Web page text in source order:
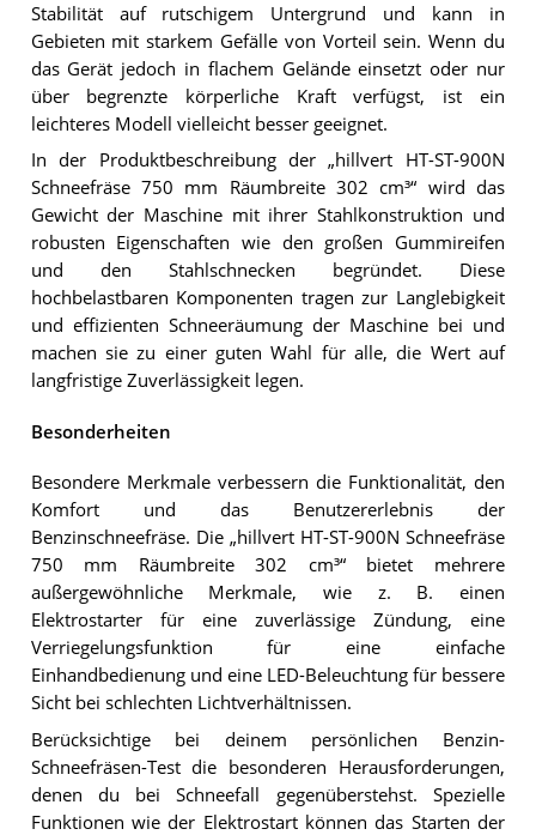
Stabilität auf rutschigem Untergrund und kann in
Gebieten mit starkem Gefälle von Vorteil sein. Wenn du
das Gerät jedoch in flachem Gelände einsetzt oder nur
über begrenzte körperliche Kraft verfügst, ist ein
leichteres Modell vielleicht besser geeignet.
In der Produktbeschreibung der „hillvert HT-ST-900N
Schneefräse 750 mm Räumbreite 302 cm³“ wird das
Gewicht der Maschine mit ihrer Stahlkonstruktion und
robusten Eigenschaften wie den großen Gummireifen
und den Stahlschnecken begründet. Diese
hochbelastbaren Komponenten tragen zur Langlebigkeit
und effizienten Schneeräumung der Maschine bei und
machen sie zu einer guten Wahl für alle, die Wert auf
langfristige Zuverlässigkeit legen.
Besonderheiten
Besondere Merkmale verbessern die Funktionalität, den
Komfort und das Benutzererlebnis der
Benzinschneefräse. Die „hillvert HT-ST-900N Schneefräse
750 mm Räumbreite 302 cm³“ bietet mehrere
außergewöhnliche Merkmale, wie z. B. einen
Elektrostarter für eine zuverlässige Zündung, eine
Verriegelungsfunktion für eine einfache
Einhandbedienung und eine LED-Beleuchtung für bessere
Sicht bei schlechten Lichtverhältnissen.
Berücksichtige bei deinem persönlichen Benzin-
Schneefräsen-Test die besonderen Herausforderungen,
denen du bei Schneefall gegenüberstehst. Spezielle
Funktionen wie der Elektrostart können das Starten der